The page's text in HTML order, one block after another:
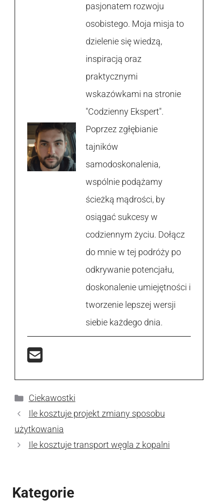
pasjonatem rozwoju
osobistego. Moja misja to
dzielenie się wiedzą,
inspiracją oraz
praktycznymi
wskazówkami na stronie
"Codzienny Ekspert".
Poprzez zgłębianie
tajników
samodoskonalenia,
wspólnie podążamy
ścieżką mądrości, by
osiągać sukcesy w
codziennym życiu. Dołącz
do mnie w tej podróży po
odkrywanie potencjału,
doskonalenie umiejętności i
tworzenie lepszej wersji
siebie każdego dnia.
Kategorie
Ciekawostki
Ile kosztuje projekt zmiany sposobu
użytkowania
Ile kosztuje transport węgla z kopalni
Kategorie